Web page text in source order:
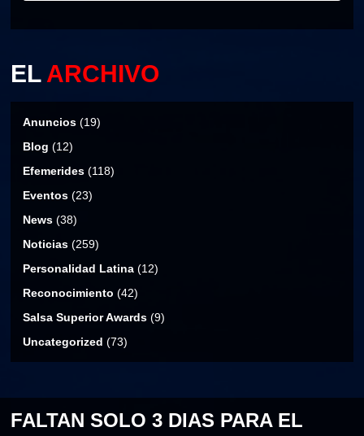
ELARCHIVO
Anuncios (19)
Blog (12)
Efemerides (118)
Eventos (23)
News (38)
Noticias (259)
Personalidad Latina (12)
Reconocimiento (42)
Salsa Superior Awards (9)
Uncategorized (73)
FALTAN SOLO 3 DIAS PARA EL